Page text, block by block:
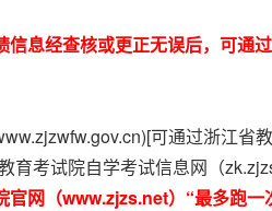
信息经查核或更正无误后，可通
可通过浙江省
育考试院自学考试信息网（
网（www.zjzs.net）“最多跑一